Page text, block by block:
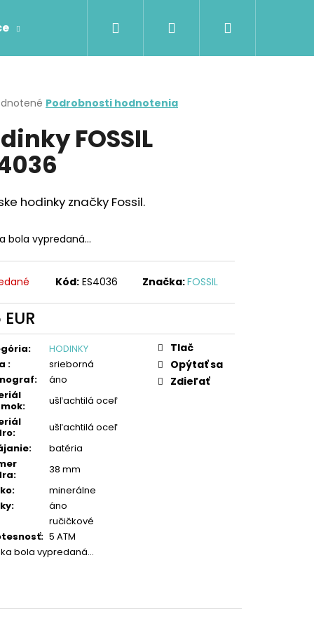
Prívesky Retiazky
Hľadať Prihlásenie
Podrobnosti hodnotenia
FOSSIL
hodinky značky Fossil.
bola vypredaná…
Kód: ES4036 Značka:FOSSIL
:
HODINKY
:
srieborná
:
áno
:
ušľachtilá oceľ
:
ušľachtilá oceľ
:
batéria
:
38 mm
:
minerálne
:
áno
ručičkové
: 5 ATM
bola vypredaná…
Tlač
Opýtať sa
Zdieľať